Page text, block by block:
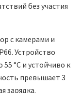
без участия
с камерами и
Устройство
°C и устойчиво к
превышает 3
зарядка.